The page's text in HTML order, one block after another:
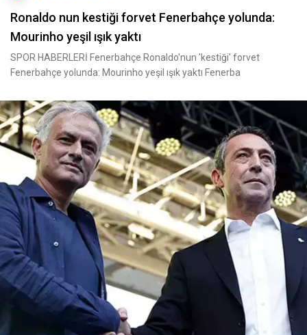
Ronaldo nun kestiği forvet Fenerbahçe yolunda:
Mourinho yeşil ışık yaktı
SPOR HABERLERİ Fenerbahçe Ronaldo'nun 'kestiği' forvet
Fenerbahçe yolunda: Mourinho yeşil ışık yaktı Fenerba